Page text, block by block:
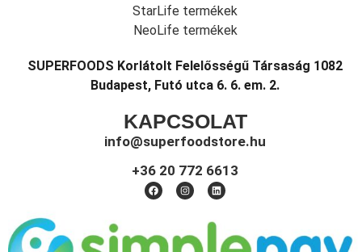
StarLife termékek
NeoLife termékek
SUPERFOODS Korlátolt Felelősségű Társaság 1082
Budapest, Futó utca 6. 6. em. 2.
KAPCSOLAT
info@superfoodstore.hu
+36 20 772 6613